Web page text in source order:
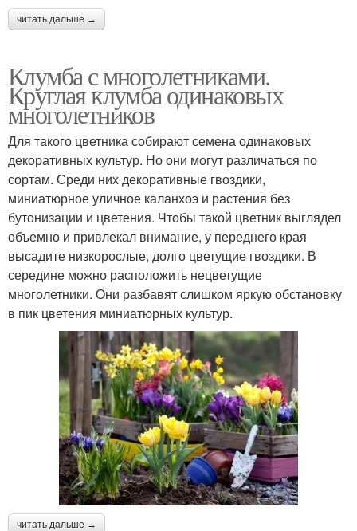
читать дальше →
Клумба с многолетниками.
Круглая клумба одинаковых
многолетников
Для такого цветника собирают семена одинаковых
декоративных культур. Но они могут различаться по
сортам. Среди них декоративные гвоздики,
миниатюрное уличное каланхоэ и растения без
бутонизации и цветения. Чтобы такой цветник выглядел
объемно и привлекал внимание, у переднего края
высадите низкорослые, долго цветущие гвоздики. В
середине можно расположить нецветущие
многолетники. Они разбавят слишком яркую обстановку
в пик цветения миниатюрных культур.
читать дальше →